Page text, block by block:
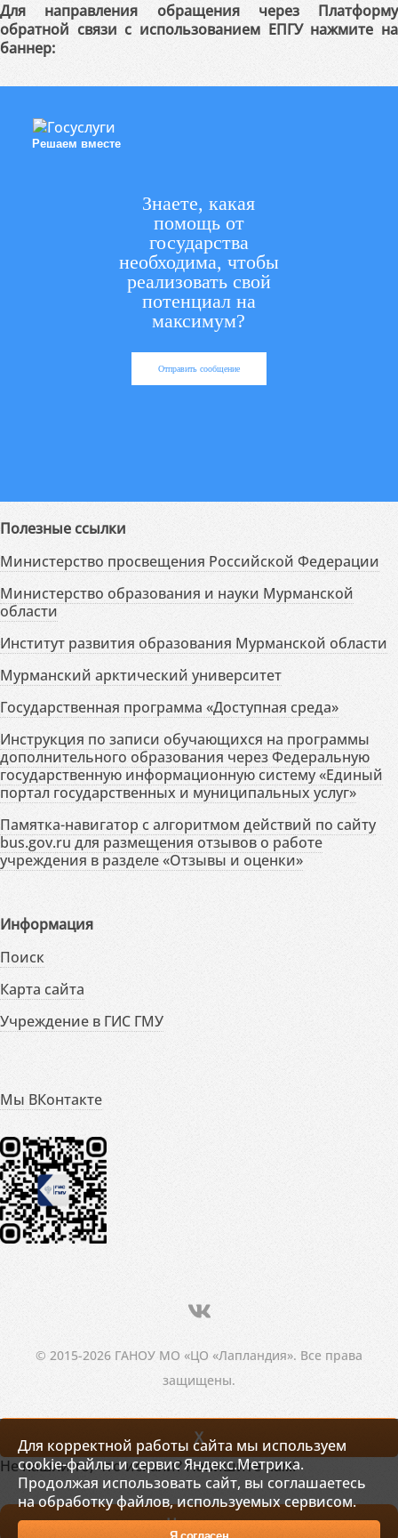
Для направления обращения через Платформу
обратной связи с использованием ЕПГУ нажмите на
баннер:
Решаем вместе
Знаете, какая
помощь от
государства
необходима, чтобы
реализовать свой
потенциал на
максимум?
Отправить сообщение
Полезные ссылки
Министерство просвещения Российской Федерации
Министерство образования и науки Мурманской
области
Институт развития образования Мурманской области
Мурманский арктический университет
Государственная программа «Доступная среда»
Инструкция по записи обучающихся на программы
дополнительного образования через Федеральную
государственную информационную систему «Единый
портал государственных и муниципальных услуг»
Памятка-навигатор с алгоритмом действий по сайту
bus.gov.ru для размещения отзывов о работе
учреждения в разделе «Отзывы и оценки»
Информация
Поиск
Карта сайта
Учреждение в ГИС ГМУ
Мы ВКонтакте
© 2015-2026 ГАНОУ МО «ЦО «Лапландия». Все права
защищены.
Для корректной работы сайта мы используем
cookie-файлы и сервис Яндекс.Метрика.
Продолжая использовать сайт, вы соглашаетесь
на обработку файлов, используемых сервисом.
X
Не нашли то, что искали? Напишите нам!
Написать